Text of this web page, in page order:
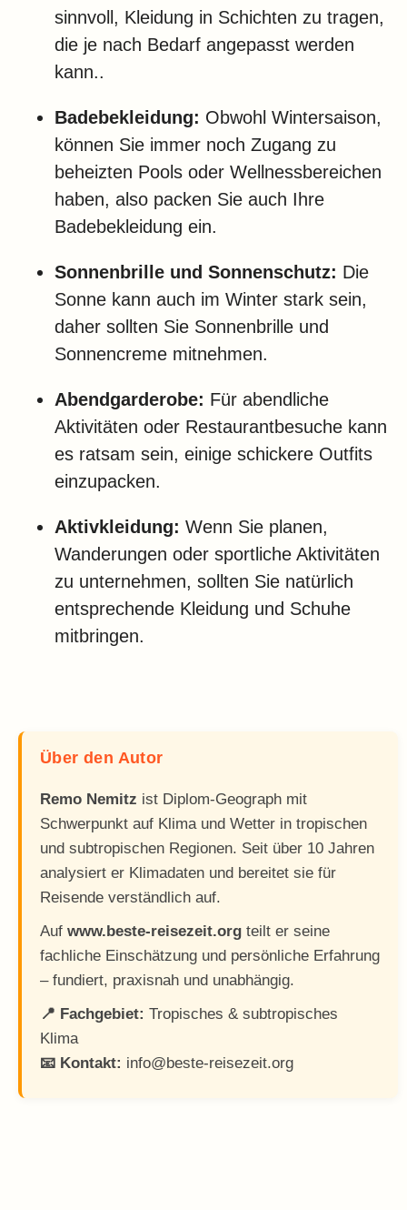
sinnvoll, Kleidung in Schichten zu tragen,
die je nach Bedarf angepasst werden
kann..
Badebekleidung: Obwohl Wintersaison,
können Sie immer noch Zugang zu
beheizten Pools oder Wellnessbereichen
haben, also packen Sie auch Ihre
Badebekleidung ein.
Sonnenbrille und Sonnenschutz: Die
Sonne kann auch im Winter stark sein,
daher sollten Sie Sonnenbrille und
Sonnencreme mitnehmen.
Abendgarderobe: Für abendliche
Aktivitäten oder Restaurantbesuche kann
es ratsam sein, einige schickere Outfits
einzupacken.
Aktivkleidung: Wenn Sie planen,
Wanderungen oder sportliche Aktivitäten
zu unternehmen, sollten Sie natürlich
entsprechende Kleidung und Schuhe
mitbringen.
Über den Autor
Remo Nemitz ist Diplom-Geograph mit
Schwerpunkt auf Klima und Wetter in tropischen
und subtropischen Regionen. Seit über 10 Jahren
analysiert er Klimadaten und bereitet sie für
Reisende verständlich auf.
Auf www.beste-reisezeit.org teilt er seine
fachliche Einschätzung und persönliche Erfahrung
– fundiert, praxisnah und unabhängig.
📍 Fachgebiet: Tropisches & subtropisches
Klima
📧 Kontakt: info@beste-reisezeit.org